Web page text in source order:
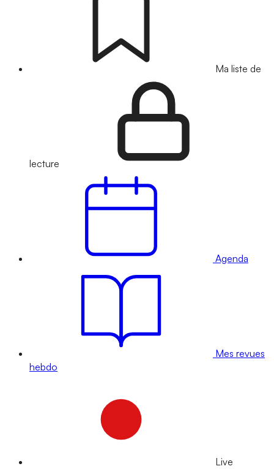
Ma liste de
lecture
Agenda
Mes revues
hebdo
Live